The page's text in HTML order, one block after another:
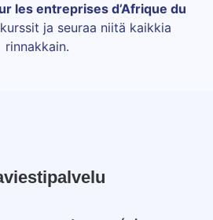
les entreprises d’Afrique du
ja seuraa niitä kaikkia
rinnakkain.